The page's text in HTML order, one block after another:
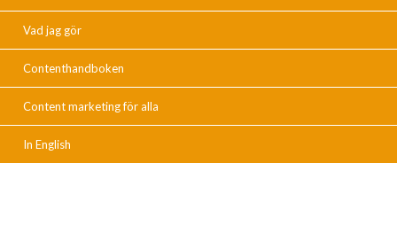
Vad jag gör
Contenthandboken
Content marketing för alla
In English